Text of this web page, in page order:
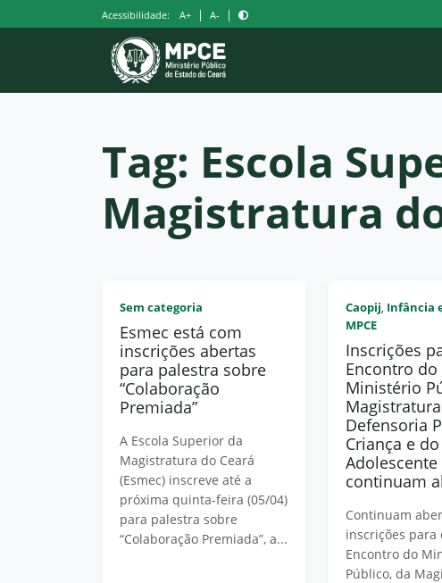
para
Acessibilidade: A+ | A- |
Tag: Escola
Magistratura
Sem categoria
Esmec está com
inscrições abertas
para palestra sobre
“Colaboração
Premiada”
A Escola Superior da
Magistratura do Ceará
(Esmec) inscreve até a
próxima quinta-feira (05/04)
para palestra sobre
“Colaboração Premiada”, a...
Caopij, Infância
MPCE
Inscrições
Encontro do
Ministério
Defensoria
Criança e do
Adolescente
continuam
Continuam
inscrições para
Encontro do
Público, da